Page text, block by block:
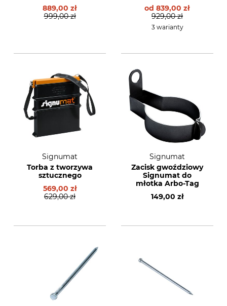
889,00 zł
999,00 zł
od 839,00 zł
929,00 zł
3 warianty
Signumat
Torba z tworzywa
sztucznego
569,00 zł
629,00 zł
Signumat
Zacisk gwoździowy
Signumat do
młotka Arbo-Tag
149,00 zł